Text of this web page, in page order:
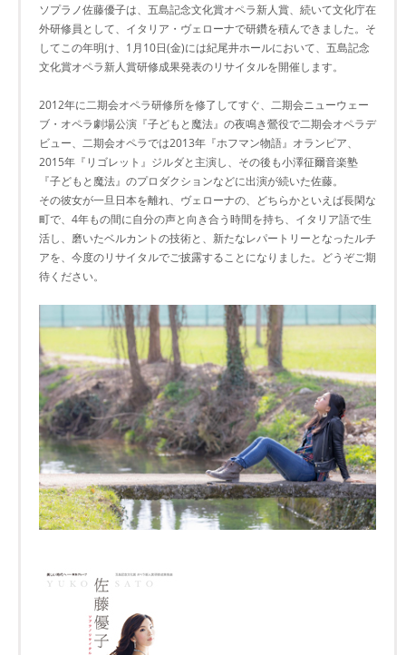
ソプラノ佐藤優子は、五島記念文化賞オペラ新人賞、続いて文化庁在
外研修員として、イタリア・ヴェローナで研鑽を積んできました。そ
してこの年明け、1月10日(金)には紀尾井ホールにおいて、五島記念
文化賞オペラ新人賞研修成果発表のリサイタルを開催します。
2012年に二期会オペラ研修所を修了してすぐ、二期会ニューウェー
ブ・オペラ劇場公演『子どもと魔法』の夜鳴き鶯役で二期会オペラデ
ビュー、二期会オペラでは2013年『ホフマン物語』オランピア、
2015年『リゴレット』ジルダと主演し、その後も小澤征爾音楽塾
『子どもと魔法』のプロダクションなどに出演が続いた佐藤。
その彼女が一旦日本を離れ、ヴェローナの、どちらかといえば長閑な
町で、4年もの間に自分の声と向き合う時間を持ち、イタリア語で生
活し、磨いたベルカントの技術と、新たなレパートリーとなったルチ
アを、今度のリサイタルでご披露することになりました。どうぞご期
待ください。